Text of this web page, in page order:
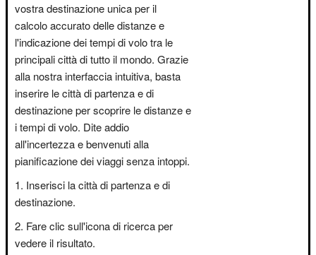
vostra destinazione unica per il
calcolo accurato delle distanze e
l'indicazione dei tempi di volo tra le
principali città di tutto il mondo. Grazie
alla nostra interfaccia intuitiva, basta
inserire le città di partenza e di
destinazione per scoprire le distanze e
i tempi di volo. Dite addio
all'incertezza e benvenuti alla
pianificazione dei viaggi senza intoppi.
Inserisci la città di partenza e di
destinazione.
Fare clic sull'icona di ricerca per
vedere il risultato.